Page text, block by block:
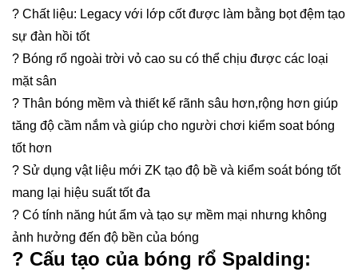
? Chất liệu: Legacy với lớp cốt được làm bằng bọt đệm tạo
sự đàn hồi tốt
? Bóng rổ ngoài trời vỏ cao su có thể chịu được các loại
mặt sân
? Thân bóng mềm và thiết kế rãnh sâu hơn,rộng hơn giúp
tăng độ cầm nắm và giúp cho người chơi kiểm soat bóng
tốt hơn
? Sử dụng vật liệu mới ZK tạo độ bề và kiểm soát bóng tốt
mang lại hiệu suất tốt đa
? Có tính năng hút ẩm và tạo sự mềm mại nhưng không
ảnh hưởng đến độ bền của bóng
? Cấu tạo của bóng rổ Spalding: